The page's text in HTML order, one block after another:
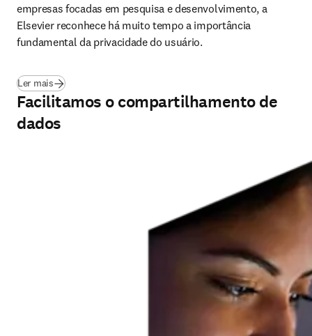
empresas focadas em pesquisa e desenvolvimento, a
Elsevier reconhece há muito tempo a importância
fundamental da privacidade do usuário.
Ler mais(abre em uma nova guia/janela
Facilitamos o compartilhamento de
dados